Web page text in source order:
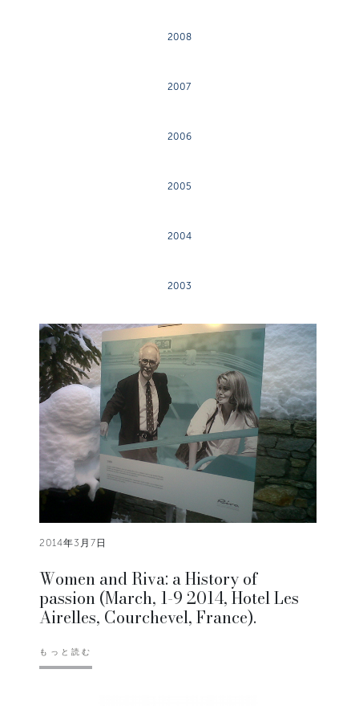
2008
2007
2006
2005
2004
2003
2014年3月7日
Women and Riva: a History of
passion (March, 1-9 2014, Hotel Les
Airelles, Courchevel, France).
もっと読む